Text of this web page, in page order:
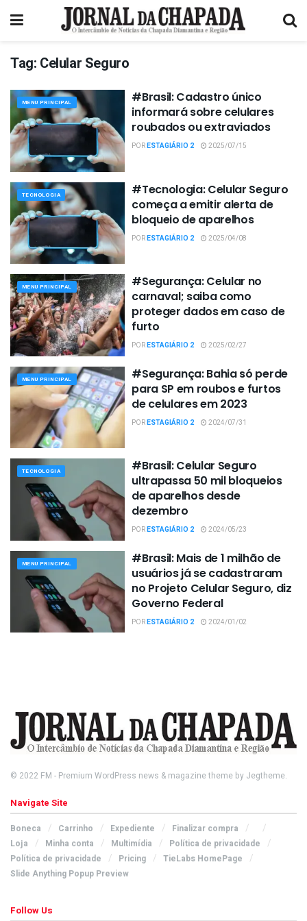
Tag: Celular Seguro
MENU PRINCIPAL
#Brasil: Cadastro único
informará sobre celulares
roubados ou extraviados
PORESTAGIÁRIO 2 2025/07/15
TECNOLOGIA
#Tecnologia: Celular Seguro
começa a emitir alerta de
bloqueio de aparelhos
PORESTAGIÁRIO 2 2025/04/08
MENU PRINCIPAL
#Segurança: Celular no
carnaval; saiba como
proteger dados em caso de
furto
PORESTAGIÁRIO 2 2025/02/27
MENU PRINCIPAL
#Segurança: Bahia só perde
para SP em roubos e furtos
de celulares em 2023
PORESTAGIÁRIO 2 2024/07/31
TECNOLOGIA
#Brasil: Celular Seguro
ultrapassa 50 mil bloqueios
de aparelhos desde
dezembro
PORESTAGIÁRIO 2 2024/05/23
MENU PRINCIPAL
#Brasil: Mais de 1 milhão de
usuários já se cadastraram
no Projeto Celular Seguro, diz
Governo Federal
PORESTAGIÁRIO 2 2024/01/02
© 2022 FM - Premium WordPress news & magazine theme by Jegtheme.
Navigate Site
Boneca Carrinho Expediente
Finalizar compra
Loja
Minha conta Multimídia
Política de privacidade
Política de privacidade
Pricing
TieLabs HomePage
Slide Anything Popup Preview
Follow Us